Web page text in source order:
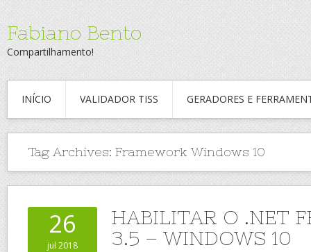
Fabiano Bento
Compartilhamento!
INÍCIO VALIDADOR TISS GERADORES E
Tag Archives: Framework Windows 10
26
jul 2018
HABILITAR O .NET
3.5 – WINDOWS 10